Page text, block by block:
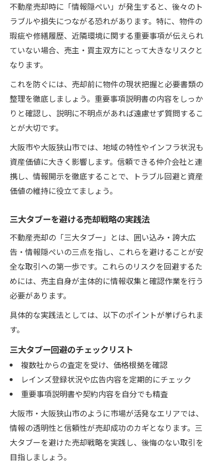
不動産売却時に「情報隠ぺい」が発生すると、後々のト
ラブルや損失につながる恐れがあります。特に、物件の
瑕疵や修繕履歴、近隣環境に関する重要事項が伝えられ
ていない場合、売主・買主双方にとって大きなリスクと
なります。
これを防ぐには、売却前に物件の現状把握と必要書類の
整理を徹底しましょう。重要事項説明書の内容をしっか
りと確認し、説明に不明点があれば遠慮せず質問するこ
とが大切です。
大阪市や大阪狭山市では、地域の特性やインフラ状況も
資産価値に大きく影響します。信頼できる仲介会社と連
携し、情報開示を徹底することで、トラブル回避と資産
価値の維持に役立てましょう。
三大タブーを避ける売却戦略の実践法
不動産売却の「三大タブー」とは、囲い込み・誇大広
告・情報隠ぺいの三点を指し、これらを避けることが安
全な取引への第一歩です。これらのリスクを回避するた
めには、売主自身が主体的に情報収集と確認作業を行う
必要があります。
具体的な実践法としては、以下のポイントが挙げられま
す。
三大タブー回避のチェックリスト
複数社からの査定を受け、価格根拠を確認
レインズ登録状況や広告内容を定期的にチェック
重要事項説明書や契約内容を自分でも精査
大阪市・大阪狭山市のように市場が活発なエリアでは、
情報の透明性と信頼性が売却成功のカギとなります。三
大タブーを避けた売却戦略を実践し、後悔のない取引を
目指しましょう。